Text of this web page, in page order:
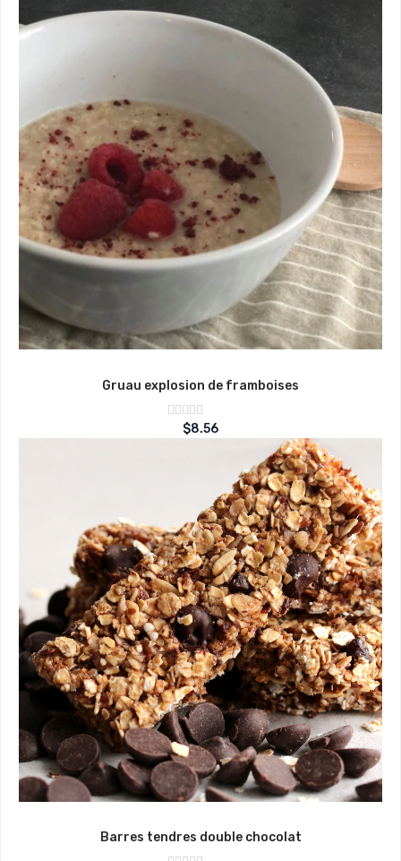
Gruau explosion de framboises
Note
0sur
$8.56
Barres tendres double chocolat